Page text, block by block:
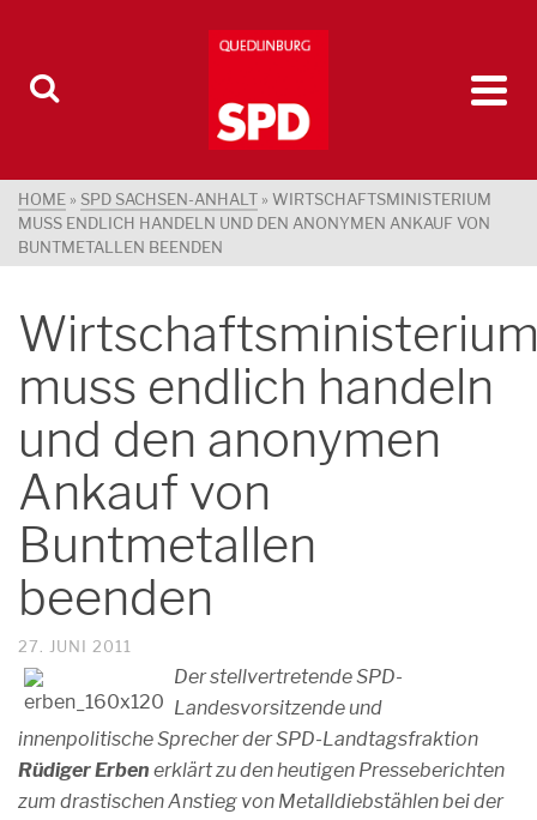
HOME » SPD SACHSEN-ANHALT » WIRTSCHAFTSMINISTERIUM
MUSS ENDLICH HANDELN UND DEN ANONYMEN ANKAUF VON
BUNTMETALLEN BEENDEN
muss endlich handeln
und den anonymen
Ankauf von
Buntmetallen
beenden
27. JUNI 2011
Der stellvertretende SPD-
Landesvorsitzende und
innenpolitische Sprecher der SPD-Landtagsfraktion
Rüdiger Erben erklärt zu den heutigen Presseberichten
zum drastischen Anstieg von Metalldiebstählen bei der